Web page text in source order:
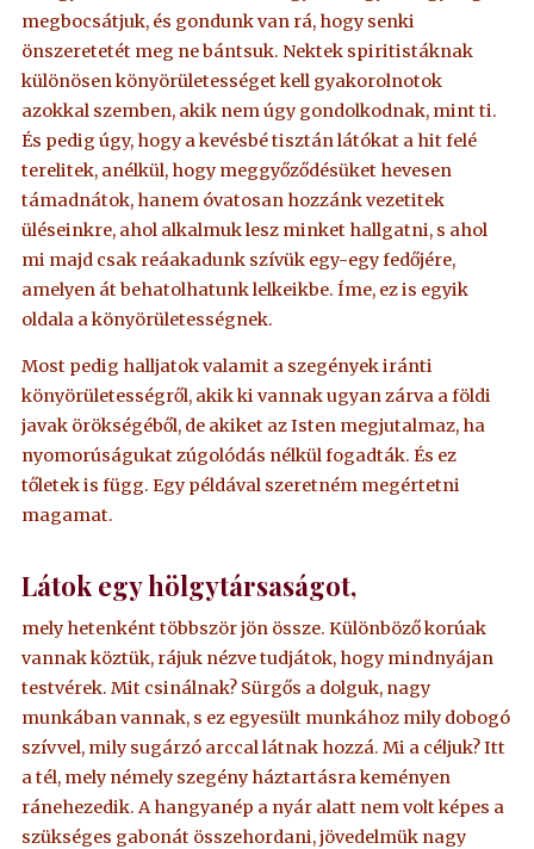
megbocsátjuk, és gondunk van rá, hogy senki
önszeretetét meg ne bántsuk. Nektek spiritistáknak
különösen könyörületességet kell gyakorolnotok
azokkal szemben, akik nem úgy gondolkodnak, mint ti.
És pedig úgy, hogy a kevésbé tisztán látókat a hit felé
terelitek, anélkül, hogy meggyőződésüket hevesen
támadnátok, hanem óvatosan hozzánk vezetitek
üléseinkre, ahol alkalmuk lesz minket hallgatni, s ahol
mi majd csak reáakadunk szívük egy-egy fedőjére,
amelyen át behatolhatunk lelkeikbe. Íme, ez is egyik
oldala a könyörületességnek.
Most pedig halljatok valamit a szegények iránti
könyörületességről, akik ki vannak ugyan zárva a földi
javak örökségéből, de akiket az Isten megjutalmaz, ha
nyomorúságukat zúgolódás nélkül fogadták. És ez
tőletek is függ. Egy példával szeretném megértetni
magamat.
Látok egy hölgytársaságot,
mely hetenként többször jön össze. Különböző korúak
vannak köztük, rájuk nézve tudjátok, hogy mindnyájan
testvérek. Mit csinálnak? Sürgős a dolguk, nagy
munkában vannak, s ez egyesült munkához mily dobogó
szívvel, mily sugárzó arccal látnak hozzá. Mi a céljuk? Itt
a tél, mely némely szegény háztartásra keményen
ránehezedik. A hangyanép a nyár alatt nem volt képes a
szükséges gabonát összehordani, jövedelmük nagy